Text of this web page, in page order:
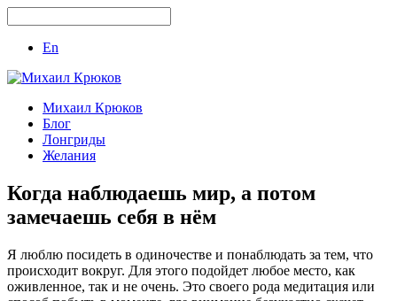
En
Михаил Крюков
Блог
Лонгриды
Желания
Когда наблюдаешь мир, а потом
замечаешь себя в нём
Я люблю посидеть в одиночестве и понаблюдать за тем, что
происходит вокруг. Для этого подойдет любое место, как
оживленное, так и не очень. Это своего рода медитация или